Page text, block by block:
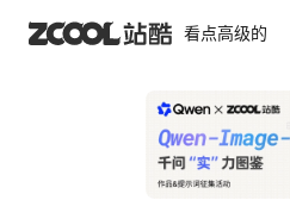
看点高级的
设计师必备图标指南